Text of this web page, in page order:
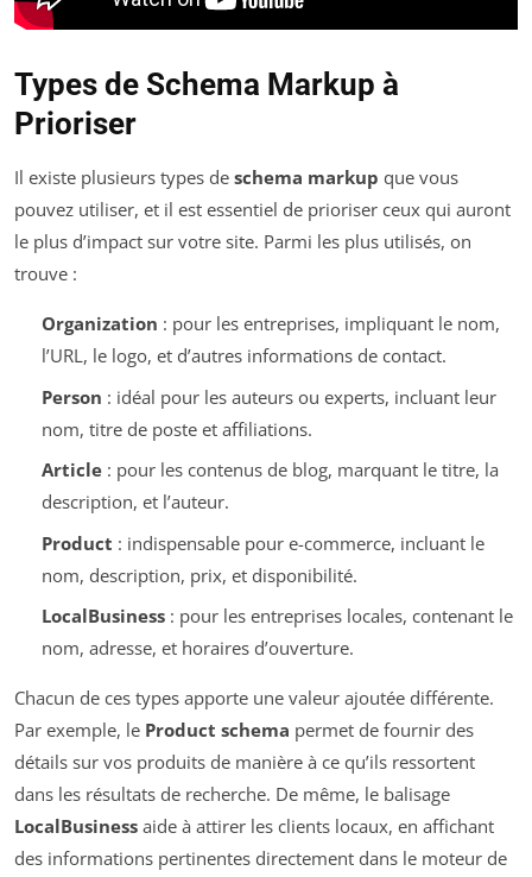
Types de Schema Markup à
Prioriser
Il existe plusieurs types de schema markup que vous
pouvez utiliser, et il est essentiel de prioriser ceux qui auront
le plus d’impact sur votre site. Parmi les plus utilisés, on
trouve :
Organization : pour les entreprises, impliquant le nom,
l’URL, le logo, et d’autres informations de contact.
Person : idéal pour les auteurs ou experts, incluant leur
nom, titre de poste et affiliations.
Article: pour les contenus de blog, marquant le titre, la
description, et l’auteur.
Product : indispensable pour e-commerce, incluant le
nom, description, prix, et disponibilité.
LocalBusiness: pour les entreprises locales, contenant le
nom, adresse, et horaires d’ouverture.
Chacun de ces types apporte une valeur ajoutée différente.
Par exemple, le Product schema permet de fournir des
détails sur vos produits de manière à ce qu’ils ressortent
dans les résultats de recherche. De même, le balisage
LocalBusiness aide à attirer les clients locaux, en affichant
des informations pertinentes directement dans le moteur de